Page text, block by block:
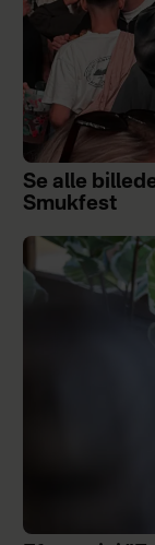
Se alle
Smukfest